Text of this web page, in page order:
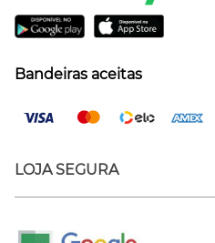
Bandeiras aceitas
LOJA SEGURA